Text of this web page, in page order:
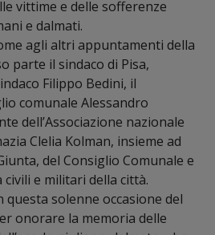
vittime e delle sofferenze
e dalmati.
agli altri appuntamenti della
parte il sindaco di Pisa,
Filippo Bedini, il
comunale Alessandro
dell’Associazione nazionale
Clelia Kolman, insieme ad
del Consiglio Comunale e
e militari della città.
questa solenne occasione del
onorare la memoria delle